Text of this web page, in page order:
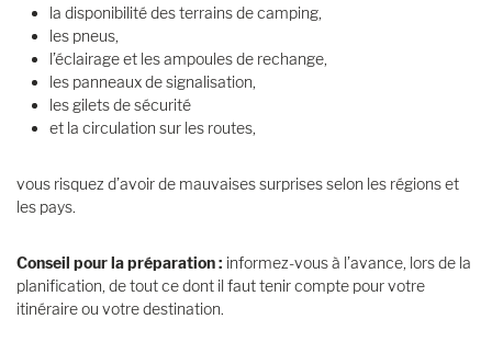
la disponibilité des terrains de camping,
les pneus,
l’éclairage et les ampoules de rechange,
les panneaux de signalisation,
les gilets de sécurité
et la circulation sur les routes,
vous risquez d’avoir de mauvaises surprises selon les régions et
les pays.
Conseil pour la préparation : informez-vous à l’avance, lors de la
planification, de tout ce dont il faut tenir compte pour votre
itinéraire ou votre destination.